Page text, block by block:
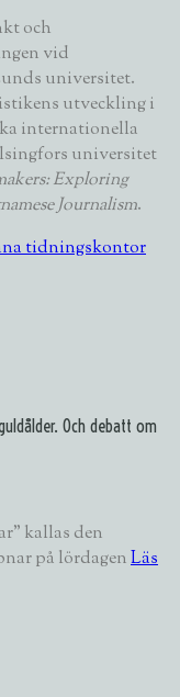
och
vid
universitet.
utveckling i
internationella
universitet
Exploring
Journalism.
tidningskontor
Och debatt om
kallas den
på lördagenLäs